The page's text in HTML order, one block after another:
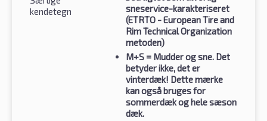
kendetegn
sneservice-karakteriseret
(ETRTO - European Tire and
Rim Technical Organization
metoden)
M+S = Mudder og sne. Det
betyder ikke, det er
vinterdæk! Dette mærke
kan også bruges for
sommerdæk og hele sæson
dæk.